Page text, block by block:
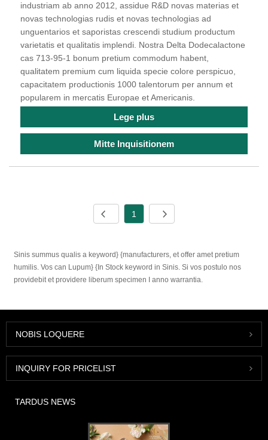
industriam ab anno 2012, assidue R&D novas materias et
novas technologias rudis et novas technologias ad
unguentarios et saporistas crescendi studium productum
varietatis et qualitatis implendi. Nostra Delta Dodecalactone
cas 713-95-1 bonum pretium commodum habent,
qualitatem premium cum liquida specie colore perspicuo,
capacitatem productionis 1000 talentorum per annum et
popularem in mercatis Europae et Americanis.
Lege plus
Mitte Inquisitionem
1
Sinis summus qualis a keyword} {manufacturers, et offer amet pretium
humilis. Vos can Lupum} {In Stock keyword in Sinis. Si vos postulo nos
providebit et providere liberum specimen I anno warrantia.
NOBIS LOQUERE
INQUIRY FOR PRICELIST
TARDUS NEWS